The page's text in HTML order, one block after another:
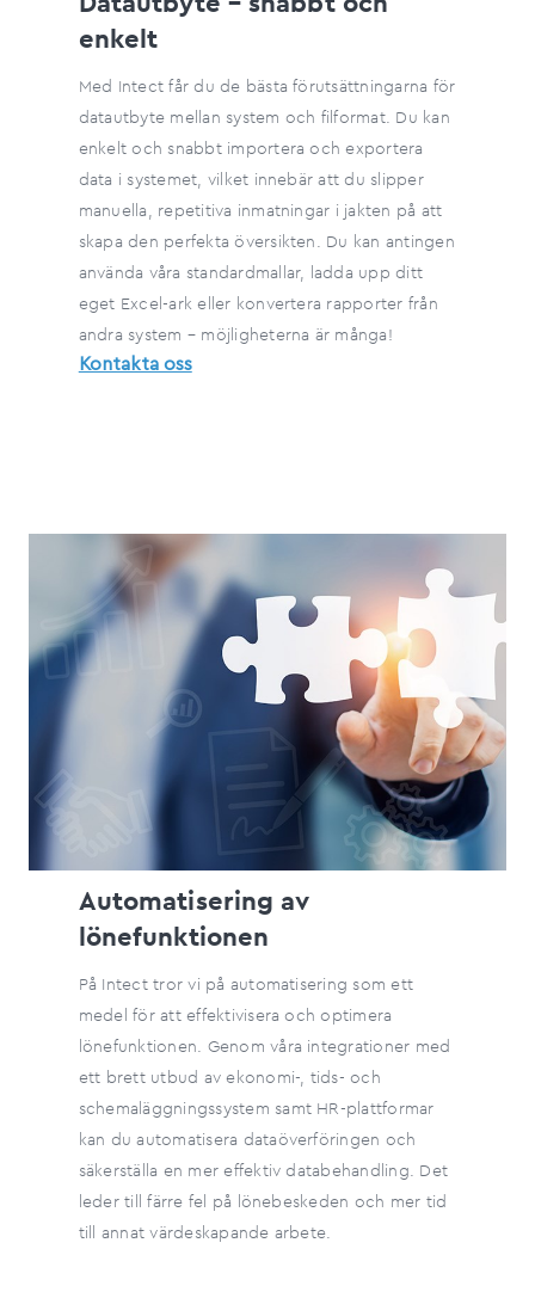
enkelt
Med Intect får du de bästa förutsättningarna för
datautbyte mellan system och filformat. Du kan
enkelt och snabbt importera och exportera
data i systemet, vilket innebär att du slipper
manuella, repetitiva inmatningar i jakten på att
skapa den perfekta översikten. Du kan antingen
använda våra standardmallar, ladda upp ditt
eget Excel-ark eller konvertera rapporter från
andra system – möjligheterna är många!
Kontakta oss
Automatisering av
lönefunktionen
På Intect tror vi på automatisering som ett
medel för att effektivisera och optimera
lönefunktionen. Genom våra integrationer med
ett brett utbud av ekonomi-, tids- och
schemaläggningssystem samt HR-plattformar
kan du automatisera dataöverföringen och
säkerställa en mer effektiv databehandling. Det
leder till färre fel på lönebeskeden och mer tid
till annat värdeskapande arbete.